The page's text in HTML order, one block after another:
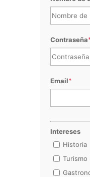
Contraseña
Email*
Intereses
Historia
Turismo